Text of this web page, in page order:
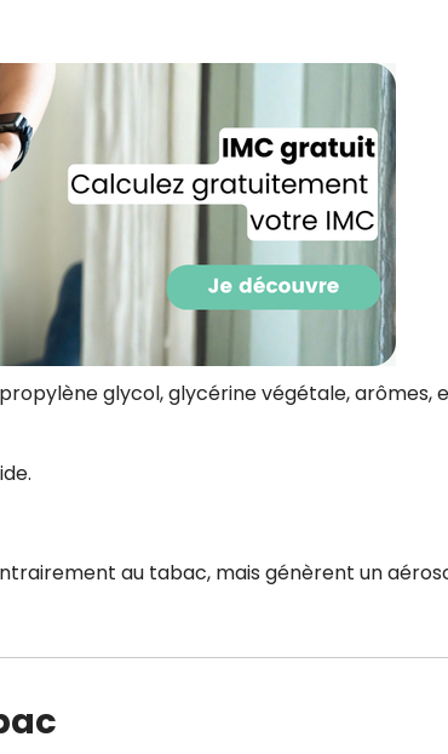
glycol, glycérine végétale, arômes,
au tabac, mais génèrent un
Je consens à ce que la société
Prisma Players analyse le taux
des courriels pour mesurer et
performances des campagnes.
pourrons savoir si vous ouvrez les
l'heure à laquelle vous le faites
des informations sur le terminal
utilisez. Pour en savoir plus sur ces
voir notrepolitique de
Je reçois mon cadeau !